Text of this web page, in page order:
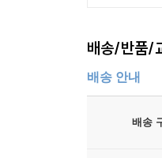
배송/반품/
배송 안내
배송